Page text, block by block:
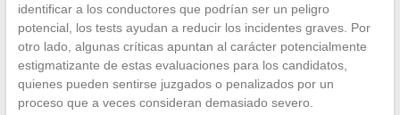
identificar a los conductores que podrían ser un peligro
potencial, los tests ayudan a reducir los incidentes graves. Por
otro lado, algunas críticas apuntan al carácter potencialmente
estigmatizante de estas evaluaciones para los candidatos,
quienes pueden sentirse juzgados o penalizados por un
proceso que a veces consideran demasiado severo.